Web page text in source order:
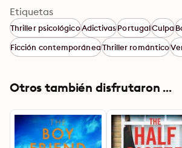
Etiquetas
Thriller psicológicoAdictivasPortugalCulpa
Ficción contemporáneaThriller romántico
Otros también disfrutaron ...